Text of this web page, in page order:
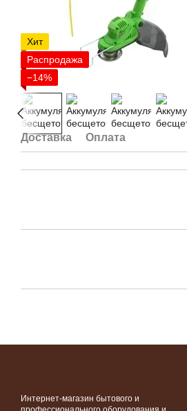
Хит
Распродажа
−14%
Доставка Оплата
Интернет-магазин бытового и